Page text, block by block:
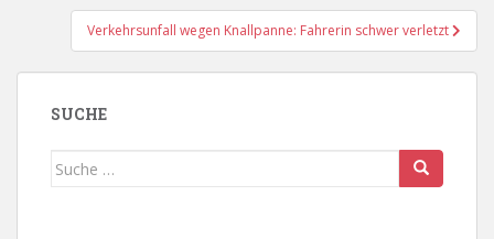
Verkehrsunfall wegen Knallpanne: Fahrerin schwer verletzt
SUCHE
Suche